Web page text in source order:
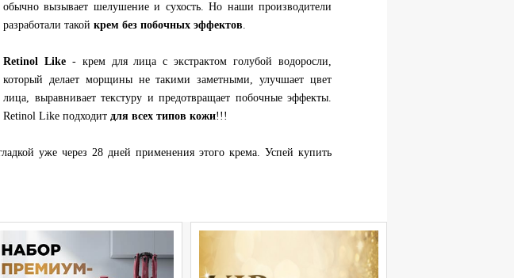
обычно вызывает шелушение и сухость. Но наши производители
разработали такой крем без побочных эффектов.
Retinol Like- крем для лица с экстрактом голубой водоросли,
который делает морщины не такими заметными, улучшает цвет
лица, выравнивает текстуру и предотвращает побочные эффекты.
Retinol Like подходит для всех типов кожи!!!
уже через 28 дней применения этого крема. Успей купить